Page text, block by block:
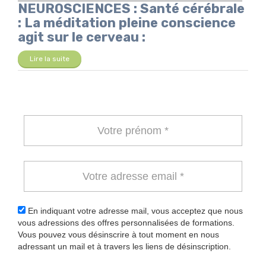
NEUROSCIENCES : Santé cérébrale
: La méditation pleine conscience
agit sur le cerveau :
Lire la suite
En indiquant votre adresse mail, vous acceptez que nous
vous adressions des offres personnalisées de formations.
Vous pouvez vous désinscrire à tout moment en nous
adressant un mail et à travers les liens de désinscription.